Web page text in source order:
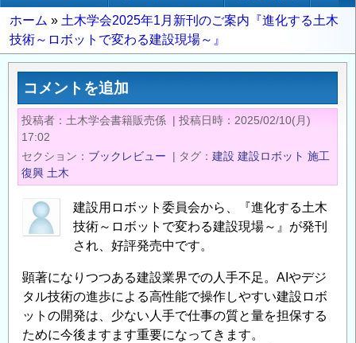
移
動
パ
ン
く
ホーム
土木学会2025年1月新刊のご案内『進化する土木
技術～ロボットで変わる建設現場～』
コメントを追加
投稿者 土木学会書籍販売係 | 投稿日時
2025/02/10(月)
17:02
セクション
ブックレビュー | タグ 建設 建設ロボット 施工
復興 土木
建設用ロボット委員会から、『進化する土木
技術～ロボットで変わる建設現場～』が発刊
され、好評発売中です。
顕著になりつつある建設業界での人手不足。AIやデジ
タル技術の進歩による高性能で操作しやすい建設ロボ
ットの開発は、少ない人手で仕事の質と量を担保する
ために今後ますます重要になってきます。